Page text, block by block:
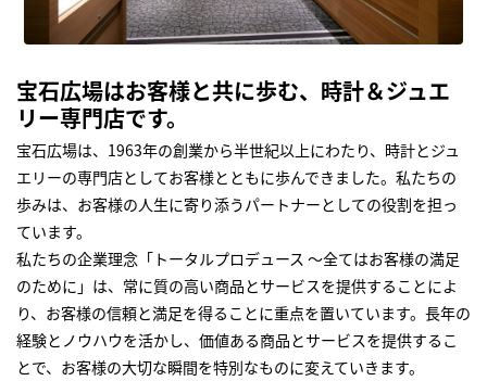
宝石広場はお客様と共に歩む、時計＆ジュエ
リー専門店です。
宝石広場は、1963年の創業から半世紀以上にわたり、時計とジュ
エリーの専門店としてお客様とともに歩んできました。私たちの
歩みは、お客様の人生に寄り添うパートナーとしての役割を担っ
ています。
私たちの企業理念「トータルプロデュース ～全てはお客様の満足
のために」は、常に質の高い商品とサービスを提供することによ
り、お客様の信頼と満足を得ることに重点を置いています。長年の
経験とノウハウを活かし、価値ある商品とサービスを提供するこ
とで、お客様の大切な瞬間を特別なものに変えていきます。